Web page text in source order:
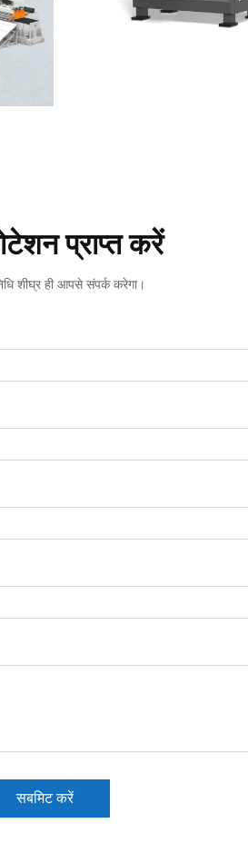
प्राप्त करें
शीघ्र ही आपसे संपर्क करेगा।
सबमिट करें